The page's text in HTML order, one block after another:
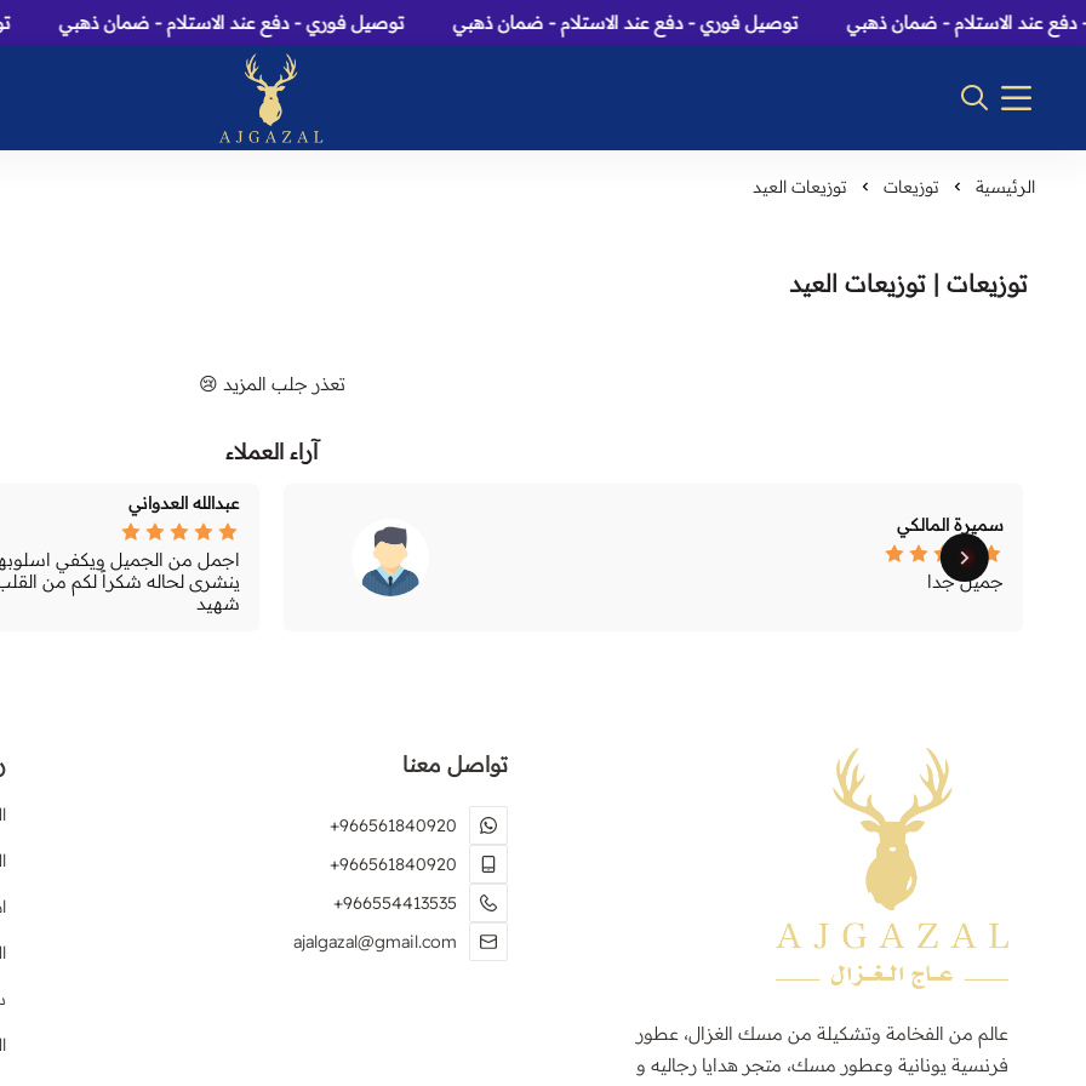
عند الاستلام - ضمان ذهبي توصيل فوري - دفع عند الاستلام - ضمان ذهبي توصيل فوري - دفع عند الاستلام - ضمان ذهبي
عاج الغزال: متجر
الرئيسية توزيعات توزيعات العيد
توزيعات | توزيعات العيد
تعذر جلب المزيد 😢
آراء العملاء
سميرة المالكي
جميل جدا
عبدالله العدواني
اجمل من الجميل ويكفي
ينشرى لحاله شكراً لكم من
شهيد
عالم من الفخامة وتشكيلة من مسك الغزال، عطور
فرنسية يونانية وعطور مسك، متجر هدايا رجاليه و
تواصل معنا
+966561840920
+966561840920
+966554413535
ajalgazal@gmail.com